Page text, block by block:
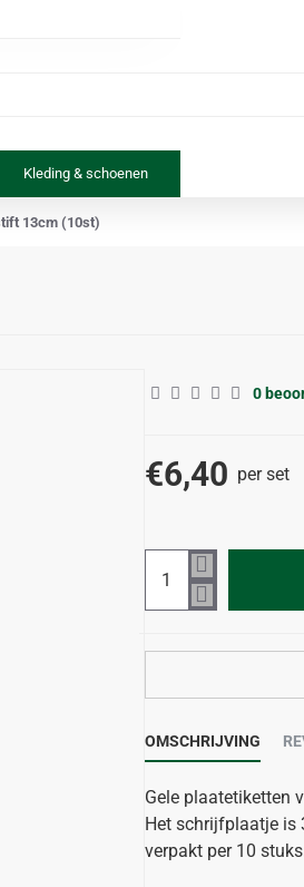
Kleding & schoenen
13cm (10st)
0
€6,40 per set
OMSCHRIJVING
Gele plaatetiketten
Het schrijfplaatje is
verpakt per 10